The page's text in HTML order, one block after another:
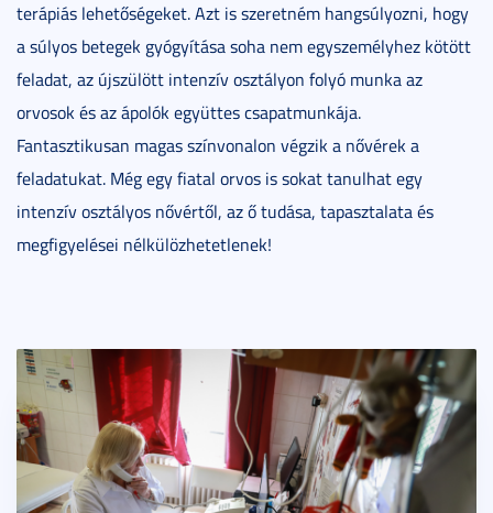
terápiás lehetőségeket. Azt is szeretném hangsúlyozni, hogy
a súlyos betegek gyógyítása soha nem egyszemélyhez kötött
feladat, az újszülött intenzív osztályon folyó munka az
orvosok és az ápolók együttes csapatmunkája.
Fantasztikusan magas színvonalon végzik a nővérek a
feladatukat. Még egy fiatal orvos is sokat tanulhat egy
intenzív osztályos nővértől, az ő tudása, tapasztalata és
megfigyelései nélkülözhetetlenek!